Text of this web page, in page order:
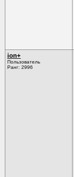
ion+
Пользователь
Ранг: 2996